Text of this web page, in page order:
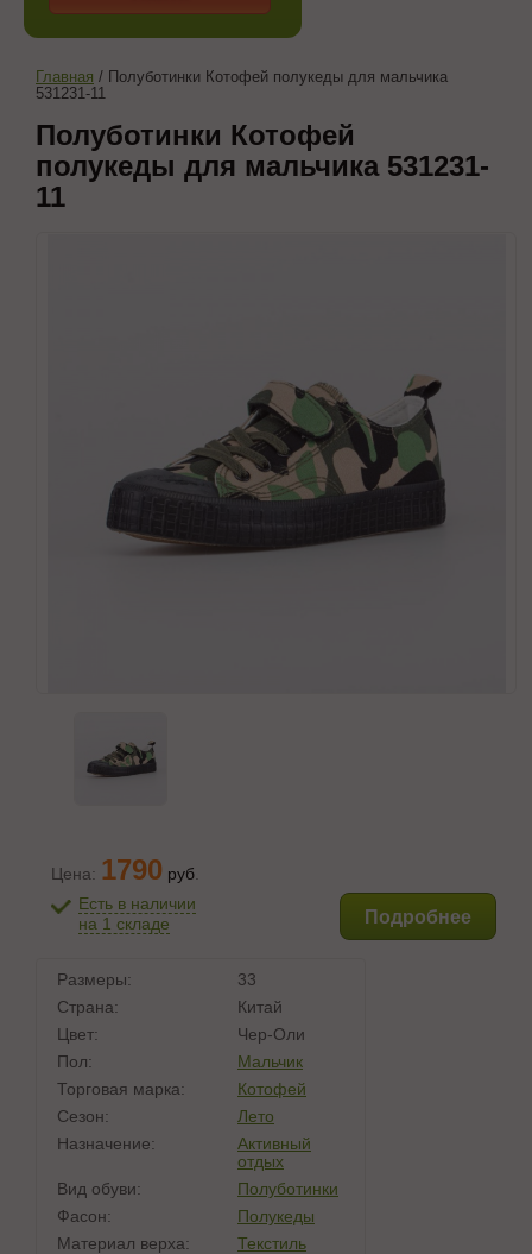
Главная / Полуботинки Котофей полукеды для мальчика
531231-11
Полуботинки Котофей
полукеды для мальчика 531231-
11
Цена: 1790 руб
Есть в наличии
на 1 складе
Подробнее
Размеры:
33
Страна:
Китай
Цвет:
Чер-Оли
Пол:
Мальчик
Торговая марка:
Котофей
Сезон:
Лето
Назначение:
Активный
отдых
Вид обуви:
Полуботинки
Фасон:
Полукеды
Материал верха:
Текстиль